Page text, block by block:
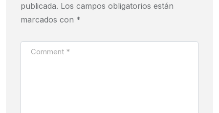
publicada. Los campos obligatorios están
marcados con *